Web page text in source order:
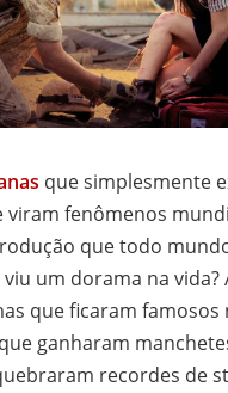
que simplesmente
viram fenômenos
que todo
um dorama na vida?
que ficaram famosos
ganharam
recordes de